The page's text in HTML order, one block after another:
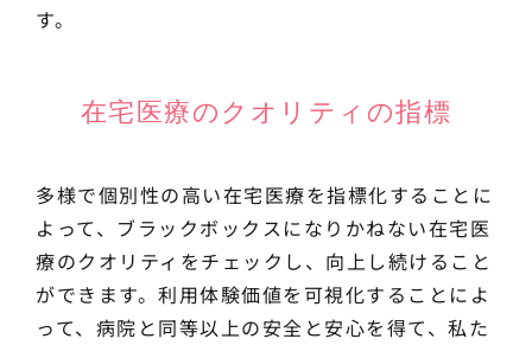
す。
在宅医療のクオリティの指標
多様で個別性の高い在宅医療を指標化することに
よって、ブラックボックスになりかねない在宅医
療のクオリティをチェックし、向上し続けること
ができます。利用体験価値を可視化することによ
って、病院と同等以上の安全と安心を得て、私た